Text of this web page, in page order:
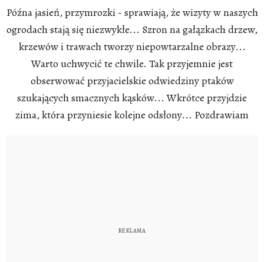
Późna jasień, przymrozki - sprawiają, że wizyty w naszych
ogrodach stają się niezwykłe... Szron na gałązkach drzew,
krzewów i trawach tworzy niepowtarzalne obrazy...
Warto uchwycić te chwile. Tak przyjemnie jest
obserwować przyjacielskie odwiedziny ptaków
szukających smacznych kąsków... Wkrótce przyjdzie
zima, która przyniesie kolejne odsłony... Pozdrawiam